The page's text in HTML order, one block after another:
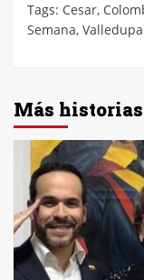
Tags: Cesar,
Semana,
Más historias